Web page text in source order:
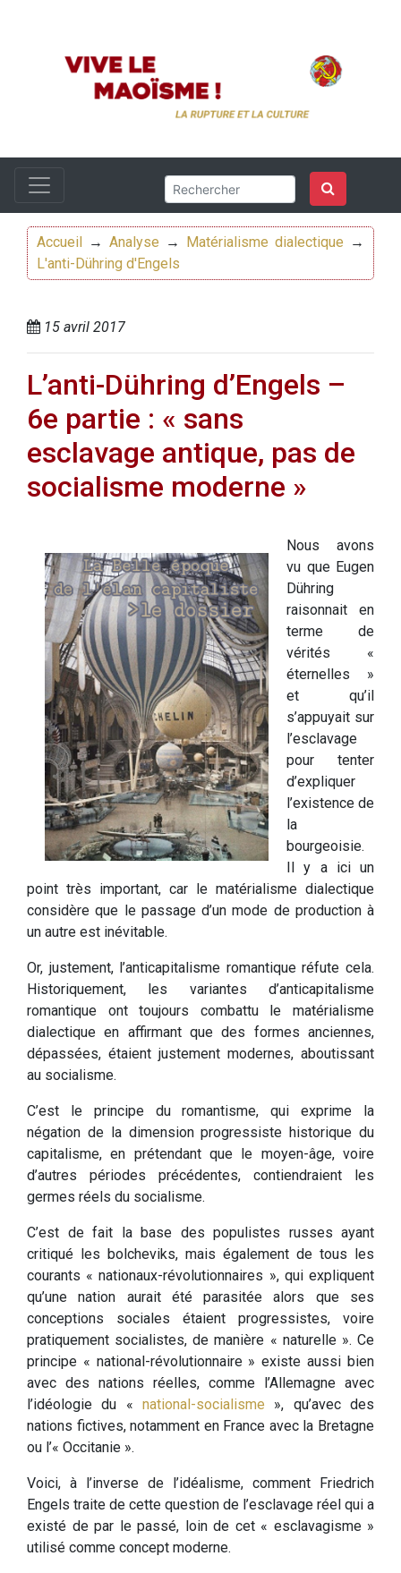
Accueil → Analyse → Matérialisme dialectique →
L'anti-Dühring d'Engels
15 avril 2017
L’anti-Dühring d’Engels –
6e partie : « sans
esclavage antique, pas de
socialisme moderne »
Nous avons
vu que Eugen
Dühring
raisonnait en
terme de
vérités «
éternelles »
et qu’il
s’appuyait sur
l’esclavage
pour tenter
d’expliquer
l’existence de
la
bourgeoisie.
Il y a ici un
point très important, car le matérialisme dialectique
considère que le passage d’un mode de production à
un autre est inévitable.
Or, justement, l’anticapitalisme romantique réfute cela.
Historiquement, les variantes d’anticapitalisme
romantique ont toujours combattu le matérialisme
dialectique en affirmant que des formes anciennes,
dépassées, étaient justement modernes, aboutissant
au socialisme.
C’est le principe du romantisme, qui exprime la
négation de la dimension progressiste historique du
capitalisme, en prétendant que le moyen-âge, voire
d’autres périodes précédentes, contiendraient les
germes réels du socialisme.
C’est de fait la base des populistes russes ayant
critiqué les bolcheviks, mais également de tous les
courants « nationaux-révolutionnaires », qui expliquent
qu’une nation aurait été parasitée alors que ses
conceptions sociales étaient progressistes, voire
pratiquement socialistes, de manière « naturelle ». Ce
principe « national-révolutionnaire » existe aussi bien
avec des nations réelles, comme l’Allemagne avec
l’idéologie du « national-socialisme », qu’avec des
nations fictives, notamment en France avec la Bretagne
ou l’« Occitanie ».
Voici, à l’inverse de l’idéalisme, comment Friedrich
Engels traite de cette question de l’esclavage réel qui a
existé de par le passé, loin de cet « esclavagisme »
utilisé comme concept moderne.